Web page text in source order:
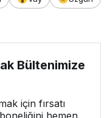
Bültenimize
için fırsatı
hemen